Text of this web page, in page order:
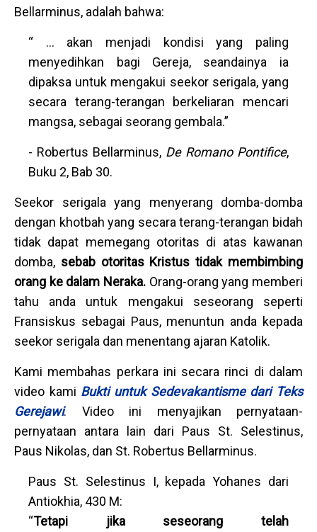
Bellarminus, adalah bahwa:
“ … akan menjadi kondisi yang paling
menyedihkan bagi Gereja, seandainya ia
dipaksa untuk mengakui seekor serigala, yang
secara terang-terangan berkeliaran mencari
mangsa, sebagai seorang gembala.”
- Robertus Bellarminus, De Romano Pontifice,
Buku 2, Bab 30.
Seekor serigala yang menyerang domba-domba
dengan khotbah yang secara terang-terangan bidah
tidak dapat memegang otoritas di atas kawanan
domba, sebab otoritas Kristus tidak membimbing
orang ke dalam Neraka. Orang-orang yang memberi
tahu anda untuk mengakui seseorang seperti
Fransiskus sebagai Paus, menuntun anda kepada
seekor serigala dan menentang ajaran Katolik.
Kami membahas perkara ini secara rinci di dalam
video kami Bukti untuk Sedevakantisme dari Teks
Gerejawi. Video ini menyajikan pernyataan-
pernyataan antara lain dari Paus St. Selestinus,
Paus Nikolas, dan St. Robertus Bellarminus.
Paus St. Selestinus I, kepada Yohanes dari
Antiokhia, 430 M:
“Tetapi jika seseorang telah